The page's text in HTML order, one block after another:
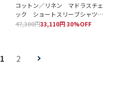
コットン／リネン マドラスチェ
ック ショートスリーブシャツド
レス
47,300円33,110円 30%OFF
1 2